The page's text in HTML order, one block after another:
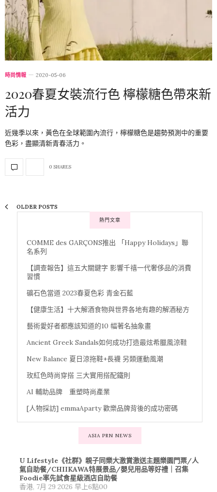
時尚情報 2020-05-06
2020春夏女裝流行色 檸檬糖色帶來新
活力
近幾季以來，黃色在全球範圍內流行，檸檬糖色是趨勢預測中的重要
色彩，盡顯清新青春活力。
0 SHARES
OLDER POSTS
熱門文章
COMME des GARÇONS推出 「Happy Holidays」聯
名系列
【調查報告】這五大關鍵字 影響千禧一代奢侈品的消費
習慣
礦石色當道 2023春夏色彩 青金石藍
【健康生活】十大解酒食物與世界各地有趣的解酒秘方
藝術愛好者都應該知道的10 幅著名抽象畫
Ancient Greek Sandals如何成功打造最炫希臘風涼鞋
New Balance 夏日涼拖鞋+長襪 另類運動風潮
玫紅色時尚穿搭 三大實用搭配鐵則
AI 輔助品牌 重塑時尚產業
[人物採訪] emmaAparty 歡樂品牌背後的成功密碼
ASIA PRN NEWS
U Lifestyle《社群》親子同樂大激賞激送主題樂園門票/人
氣自助餐/CHIIKAWA特展景品/嬰兒用品等好禮｜召集
Foodie率先試食星級酒店自助餐
香港, 7月 29 2026 早上6點00